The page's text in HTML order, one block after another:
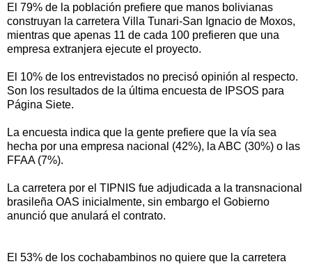
El 79% de la población prefiere que manos bolivianas
construyan la carretera Villa Tunari-San Ignacio de Moxos,
mientras que apenas 11 de cada 100 prefieren que una
empresa extranjera ejecute el proyecto.
El 10% de los entrevistados no precisó opinión al respecto.
Son los resultados de la última encuesta de IPSOS para
Página Siete.
La encuesta indica que la gente prefiere que la vía sea
hecha por una empresa nacional (42%), la ABC (30%) o las
FFAA (7%).
La carretera por el TIPNIS fue adjudicada a la transnacional
brasileña OAS inicialmente, sin embargo el Gobierno
anunció que anulará el contrato.
El 53% de los cochabambinos no quiere que la carretera